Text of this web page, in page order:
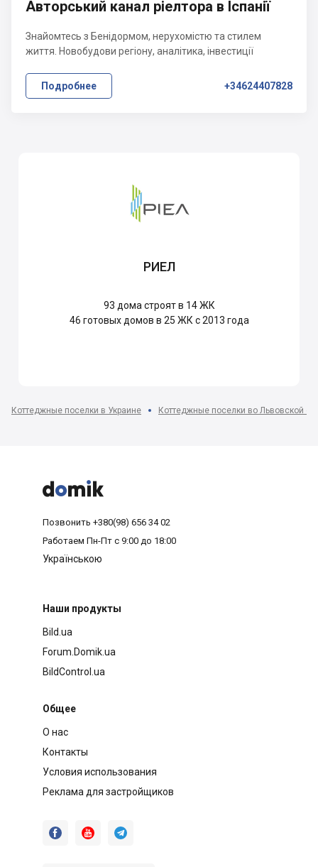
Авторський канал ріелтора в Іспанії
Знайомтесь з Бенідормом, нерухомістю та стилем
життя. Новобудови регіону, аналітика, інвестиції
Подробнее +34624407828
РИЕЛ
93 дома строят в 14 ЖК
46 готовых домов в 25 ЖК с 2013 года
Коттеджные поселки в Украине Коттеджные поселки во Львовской



Позвонить +380(98) 656 34 02
Работаем Пн-Пт с 9:00 до 18:00
Українською
Наши продукты
Bild.ua
Forum.Domik.ua
BildControl.ua
Общее
О нас
Контакты
Условия использования
Реклама для застройщиков
  